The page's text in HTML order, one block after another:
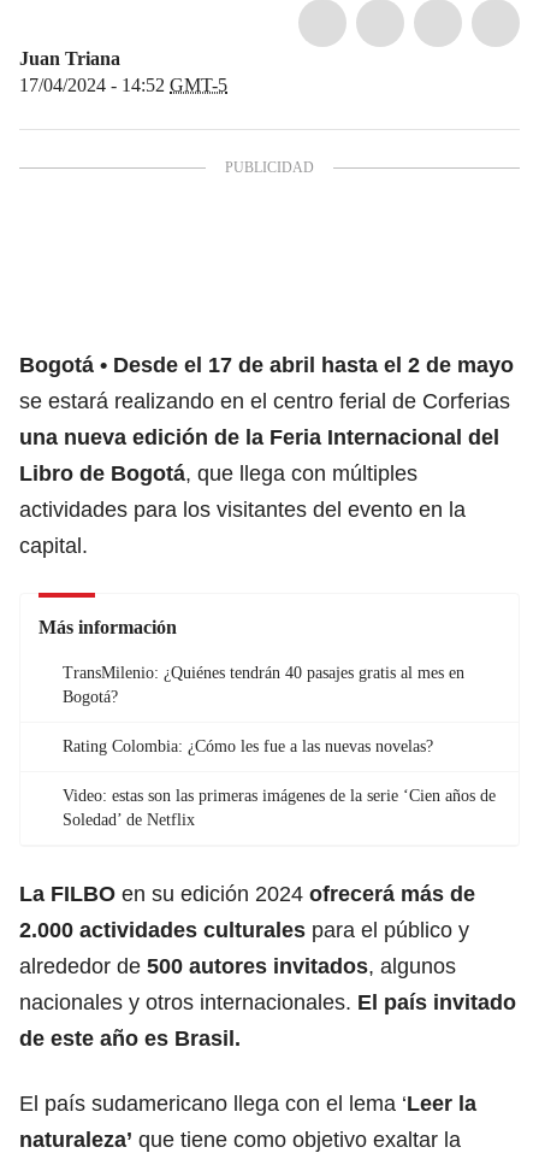
Juan Triana
17/04/2024 - 14:52 GMT-5
Bogotá
Desde el 17 de abril hasta el 2 de mayo
se estará realizando en el centro ferial de Corferias
una nueva edición de la Feria Internacional del
Libro de Bogotá, que llega con múltiples
actividades para los visitantes del evento en la
capital.
Más información
TransMilenio: ¿Quiénes tendrán 40 pasajes gratis al mes en
Bogotá?
Rating Colombia: ¿Cómo les fue a las nuevas novelas?
Video: estas son las primeras imágenes de la serie ‘Cien años de
Soledad’ de Netflix
La FILBO en su edición 2024 ofrecerá más de
2.000 actividades culturales para el público y
alrededor de 500 autores invitados, algunos
nacionales y otros internacionales. El país invitado
de este año es Brasil.
El país sudamericano llega con el lema ‘Leer la
naturaleza’ que tiene como objetivo exaltar la